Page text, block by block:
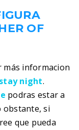
OF
más informacion
night.
podras estar a
obstante, si
que pueda